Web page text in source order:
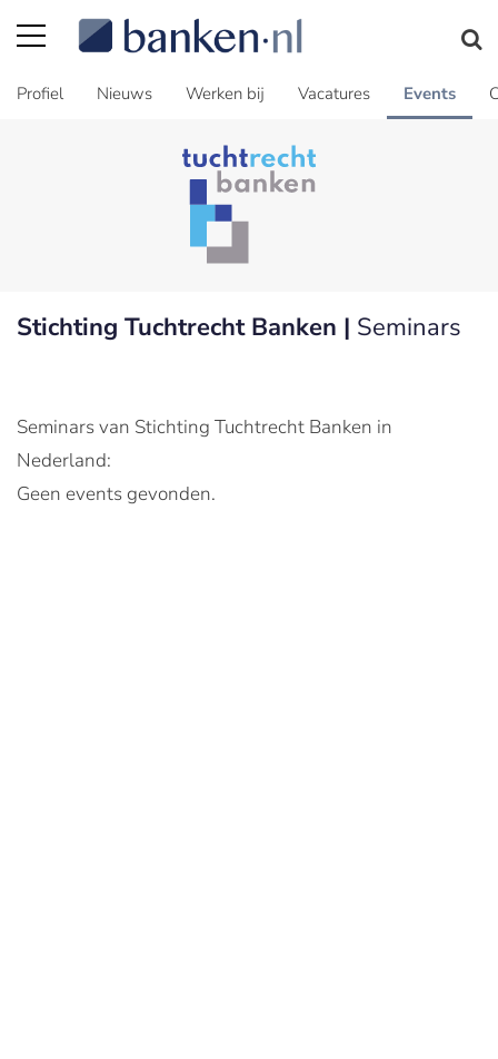
Profiel Nieuws Werken bij Vacatures Events
Stichting Tuchtrecht Banken | Seminars
Seminars van Stichting Tuchtrecht Banken in
Nederland:
Geen events gevonden.